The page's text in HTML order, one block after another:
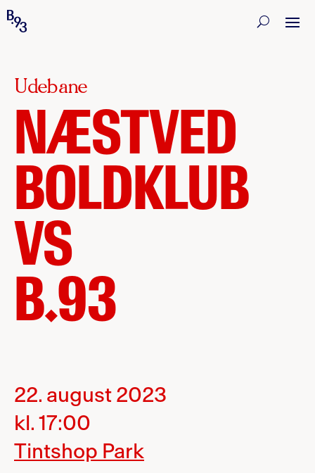
Udebane
NÆSTVED
BOLDKLUB
VS
B.93
22. august 2023
kl. 17:00
Tintshop Park